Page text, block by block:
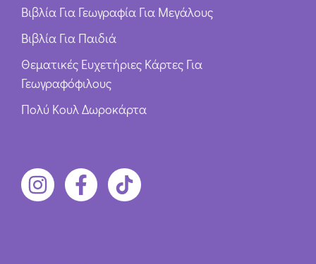
Βιβλία Για Γεωγραφία Για Μεγάλους
Βιβλία Για Παιδιά
Θεματικές Ευχετήριες Κάρτες Για
Γεωγραφόφιλους
Πολύ Κουλ Δωροκάρτα